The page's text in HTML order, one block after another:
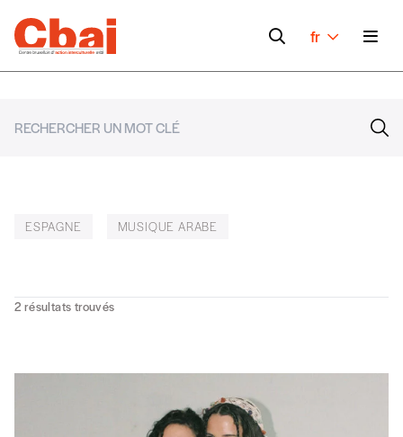
fr
ESPAGNE MUSIQUE ARABE
2 résultats trouvés